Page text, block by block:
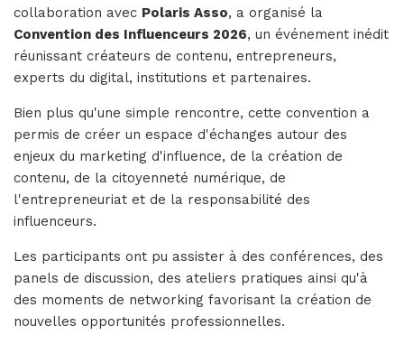
collaboration avec Polaris Asso, a organisé la
Convention des Influenceurs 2026, un événement inédit
réunissant créateurs de contenu, entrepreneurs,
experts du digital, institutions et partenaires.
Bien plus qu'une simple rencontre, cette convention a
permis de créer un espace d'échanges autour des
enjeux du marketing d'influence, de la création de
contenu, de la citoyenneté numérique, de
l'entrepreneuriat et de la responsabilité des
influenceurs.
Les participants ont pu assister à des conférences, des
panels de discussion, des ateliers pratiques ainsi qu'à
des moments de networking favorisant la création de
nouvelles opportunités professionnelles.